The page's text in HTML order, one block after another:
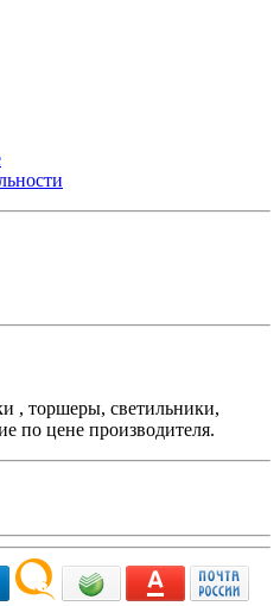
, торшеры, светильники,
по цене производителя.